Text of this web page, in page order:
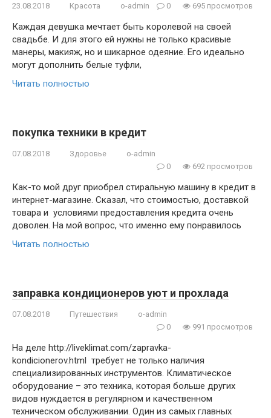
23.08.2018 Красота o-admin 0 695 просмотров
Каждая девушка мечтает быть королевой на своей
свадьбе. И для этого ей нужны не только красивые
манеры, макияж, но и шикарное одеяние. Его идеально
могут дополнить белые туфли,
Читать полностью
покупка техники в кредит
07.08.2018 Здоровье
o-admin
0
692 просмотров
Как-то мой друг приобрел стиральную машину в кредит в
интернет-магазине. Сказал, что стоимостью, доставкой
товара и условиями предоставления кредита очень
доволен. На мой вопрос, что именно ему понравилось
Читать полностью
заправка кондиционеров уют и прохлада
07.08.2018 Путешествия
o-admin
0
991 просмотров
На деле http://liveklimat.com/zapravka-
kondicionerov.html требует не только наличия
специализированных инструментов. Климатическое
оборудование – это техника, которая больше других
видов нуждается в регулярном и качественном
техническом обслуживании. Один из самых главных